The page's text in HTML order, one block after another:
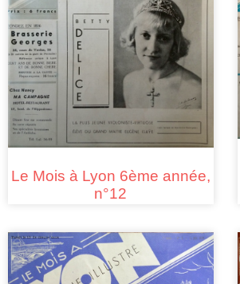
Le Mois à Lyon 6ème année,
n°12